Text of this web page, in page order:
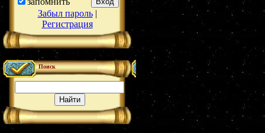
Забыл пароль|
Регистрация
Поиск